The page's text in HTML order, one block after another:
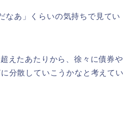
なあ」くらいの気持ちで見てい
えたあたりから、徐々に債券や
分散していこうかなと考えてい